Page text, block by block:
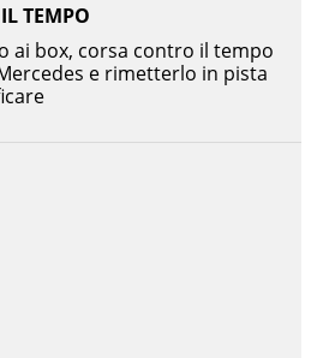
TEMPO
ai box, corsa contro il tempo
e rimetterlo in pista